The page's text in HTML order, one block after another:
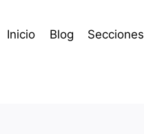
Inicio Blog Secciones